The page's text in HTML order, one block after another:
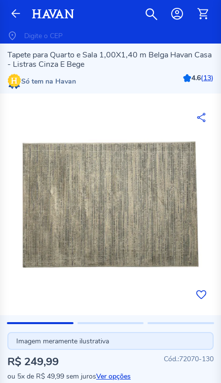
Tapete para Quarto e Sala 1,00X1,40 m Belga Havan Casa
- Listras Cinza E Bege
Só tem na Havan 4.6(13)
Imagem meramente ilustrativa
72070-130
R$ 249,99
ou 5x de R$ 49,99 sem jurosVer opções